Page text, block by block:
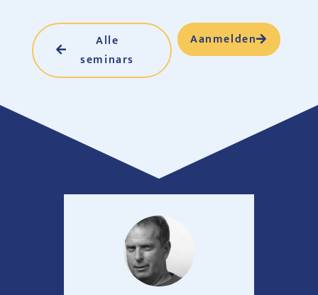
Alle
seminars
Aanmelden